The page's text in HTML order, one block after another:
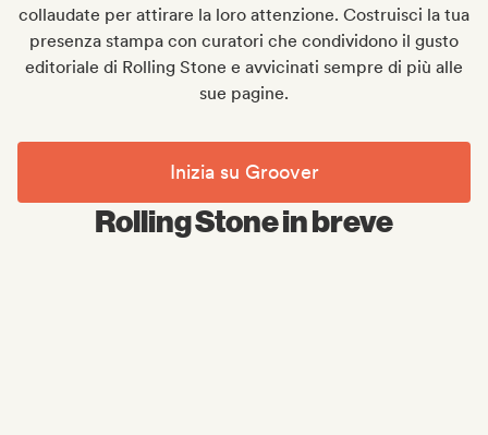
collaudate per attirare la loro attenzione. Costruisci la tua
presenza stampa con curatori che condividono il gusto
editoriale di Rolling Stone e avvicinati sempre di più alle
sue pagine.
Inizia su Groover
Rolling Stone in breve